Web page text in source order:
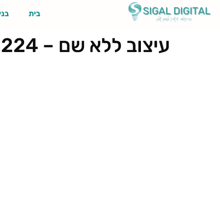
בית
עיצוב ללא שם – 2025-01-29T185335.224